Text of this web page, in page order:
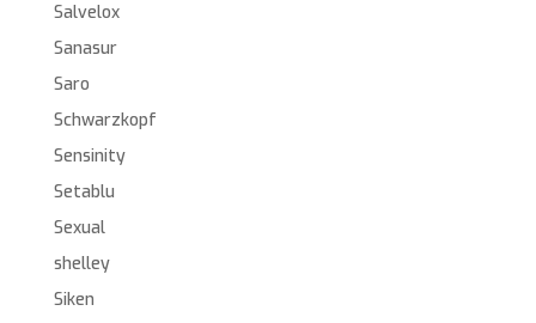
Salvelox
Sanasur
Saro
Schwarzkopf
Sensinity
Setablu
Sexual
shelley
Siken